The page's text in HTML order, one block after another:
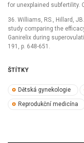
for unexplained subfertility.
36. Williams, RS., Hillard,
study comparing the
Ganirelix during
191, p. 648-651.
ŠTÍTKY
Dětská gynekologie
Reprodukční medicína